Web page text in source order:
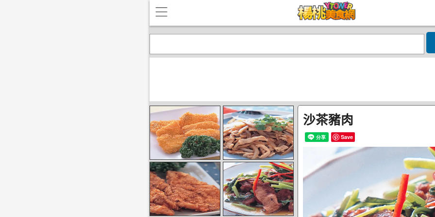
沙茶豬肉
Save